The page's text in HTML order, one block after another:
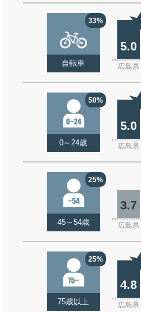
33%
自転車
5.0
広島県
50%
0～24歳
5.0
広島県
25%
45～54歳
3.7
広島県
25%
75歳以上
4.8
広島県